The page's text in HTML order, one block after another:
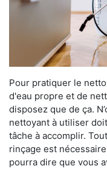
Pour pratiquer le
d'eau propre et de
disposez que de ça.
nettoyant à utiliser
tâche à accomplir.
rinçage est
pourra dire que vous